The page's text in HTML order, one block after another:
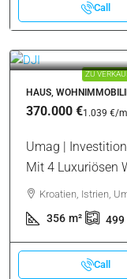
Call
ZU
HAUS,
370.000 €1.039 €/
Umag |
Mit 4 Luxuriösen
Kroatien, Istrien,
356 m² 499
Call